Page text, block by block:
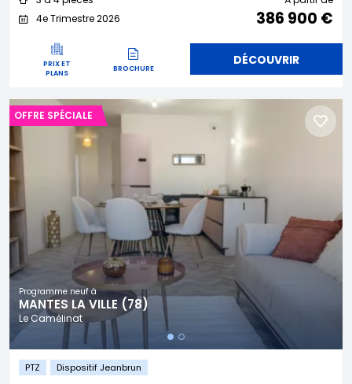
4e Trimestre 2026
386 900 €
PRIX ET
PLANS
BROCHURE
DÉCOUVRIR
Programme neuf à
MANTES LA VILLE (78)
Le Camélinat
OFFRE SPÉCIALE
PTZ Dispositif Jeanbrun